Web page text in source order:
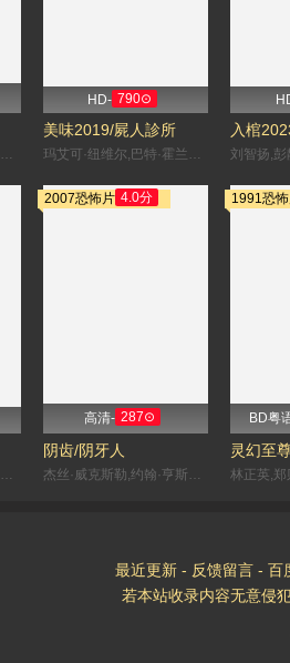
梅根·福克斯,阿曼达·塞弗里德,约翰尼·西蒙斯,亚当·布罗迪,Sal Cortez,Ryan Levine,胡安·雷丁格尔,Colin Askey,克里斯·帕拉特,Juno Rinaldi,凯尔·加尔纳,J·K·西蒙斯,艾米·塞德丽丝,辛西娅·斯蒂文森,Nicole Leduc,阿曼·乔哈尔,凯利·格泽尔,梅根·查彭提尔,田· 薇拉莉,艾米丽·坦南特,伊芙·哈洛,Michael Brock,格内维夫·布彻纳,阿德里安·霍夫,加布里埃尔·罗斯,比尔·法格巴克,凯茜·卡瓦蒂妮,Lanei Chapman,维基
HD- 790⊙
美味2019/屍人診所
玛艾可·纽维尔,巴特·霍兰德斯,本杰明·莱蒙,克拉拉·克莱曼斯,安妮可·克里斯蒂安斯,艾力克·高敦,约书亚·鲁宾,泰克·尼古拉,汤姆·奥德纳尔特,努尔丁·法拉西,Dimitri,'Vegas',Thivaios,路易丝·贝尔热斯,斯蒂金·范·奥斯塔,伊莎贝尔·范·赫克,汉内洛尔·文斯,简·道恩斯,乔纳斯·戈瓦特斯,埃里克·卡邦戈
入棺
刘智扬,彭
安东尼·霍普金斯,朱丽安·摩尔,加里·奥德曼,雷·利奥塔
2007恐怖片 4.0分
高清- 287⊙
阴齿/阴牙人
杰丝·威克斯勒,约翰·亨斯利,乔什·帕斯,哈尔·阿普尔曼
1991恐
BD粤
灵幻至
最近更新- 反馈留言- 百
若本站收录内容无意侵